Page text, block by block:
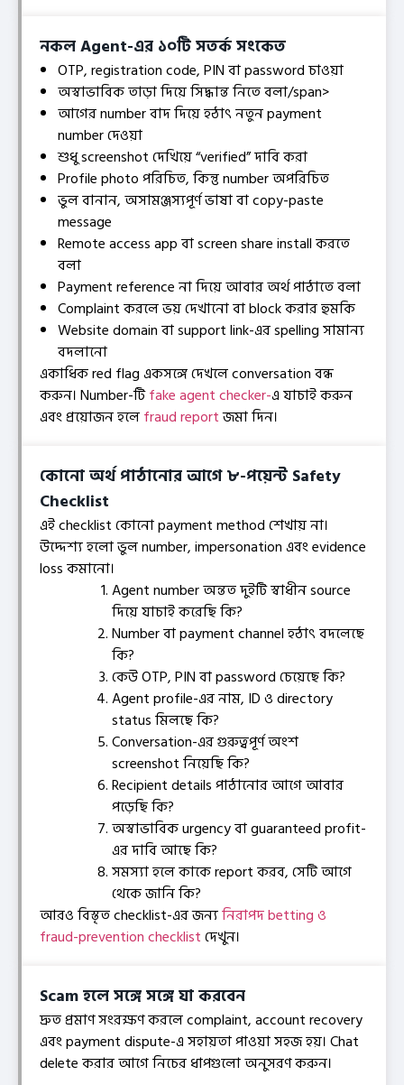
নকল Agent-এর ১০টি সতর্ক সংকেত
OTP, registration code, PIN বা password চাওয়া
অস্বাভাবিক তাড়া দিয়ে সিদ্ধান্ত নিতে বলা/span>
আগের number বাদ দিয়ে হঠাৎ নতুন payment
number দেওয়া
শুধু screenshot দেখিয়ে “verified” দাবি করা
Profile photo পরিচিত, কিন্তু number অপরিচিত
ভুল বানান, অসামঞ্জস্যপূর্ণ ভাষা বা copy-paste
message
Remote access app বা screen share install করতে
বলা
Payment reference না দিয়ে আবার অর্থ পাঠাতে বলা
Complaint করলে ভয় দেখানো বা block করার হুমকি
Website domain বা support link-এর spelling সামান্য
বদলানো
একাধিক red flag একসঙ্গে দেখলে conversation বন্ধ
করুন। Number-টিfake agent checker-এ যাচাই করুন
এবং প্রয়োজন হলেfraud reportজমা দিন।
কোনো অর্থ পাঠানোর আগে ৮-পয়েন্ট Safety
Checklist
এই checklist কোনো payment method শেখায় না।
উদ্দেশ্য হলো ভুল number, impersonation এবং evidence
loss কমানো।
Agent number অন্তত দুইটি স্বাধীন source
দিয়ে যাচাই করেছি কি?
Number বা payment channel হঠাৎ বদলেছে
কি?
কেউ OTP, PIN বা password চেয়েছে কি?
Agent profile-এর নাম, ID ও directory
status মিলছে কি?
Conversation-এর গুরুত্বপূর্ণ অংশ
screenshot নিয়েছি কি?
Recipient details পাঠানোর আগে আবার
পড়েছি কি?
অস্বাভাবিক urgency বা guaranteed profit-
এর দাবি আছে কি?
সমস্যা হলে কাকে report করব, সেটি আগে
থেকে জানি কি?
আরও বিস্তৃত checklist-এর জন্যনিরাপদ betting ও
fraud-prevention checklistদেখুন।
Scam হলে সঙ্গে সঙ্গে যা করবেন
দ্রুত প্রমাণ সংরক্ষণ করলে complaint, account recovery
এবং payment dispute-এ সহায়তা পাওয়া সহজ হয়। Chat
delete করার আগে নিচের ধাপগুলো অনুসরণ করুন।